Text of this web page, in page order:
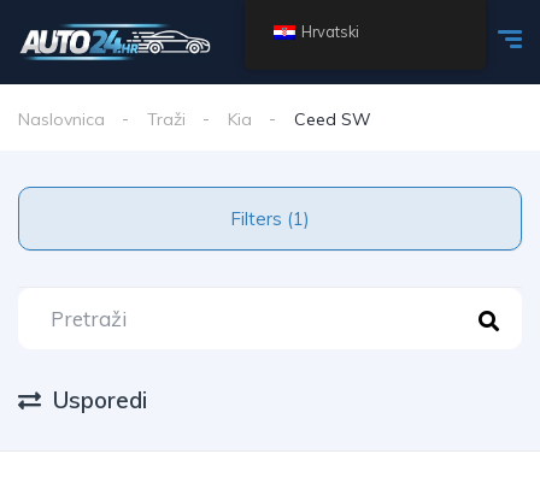
Naslovnica Traži Kia Ceed SW
Filters (1)
Usporedi
Hrvatski